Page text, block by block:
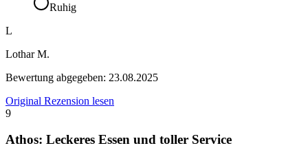
Ruhig
L
Lothar M.
Bewertung abgegeben: 23.08.2025
Original Rezension lesen
9
Athos: Leckeres Essen und toller Service